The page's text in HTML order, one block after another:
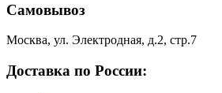
Самовывоз
Москва, ул. Электродная, д.2, стр.7
Доставка по России: